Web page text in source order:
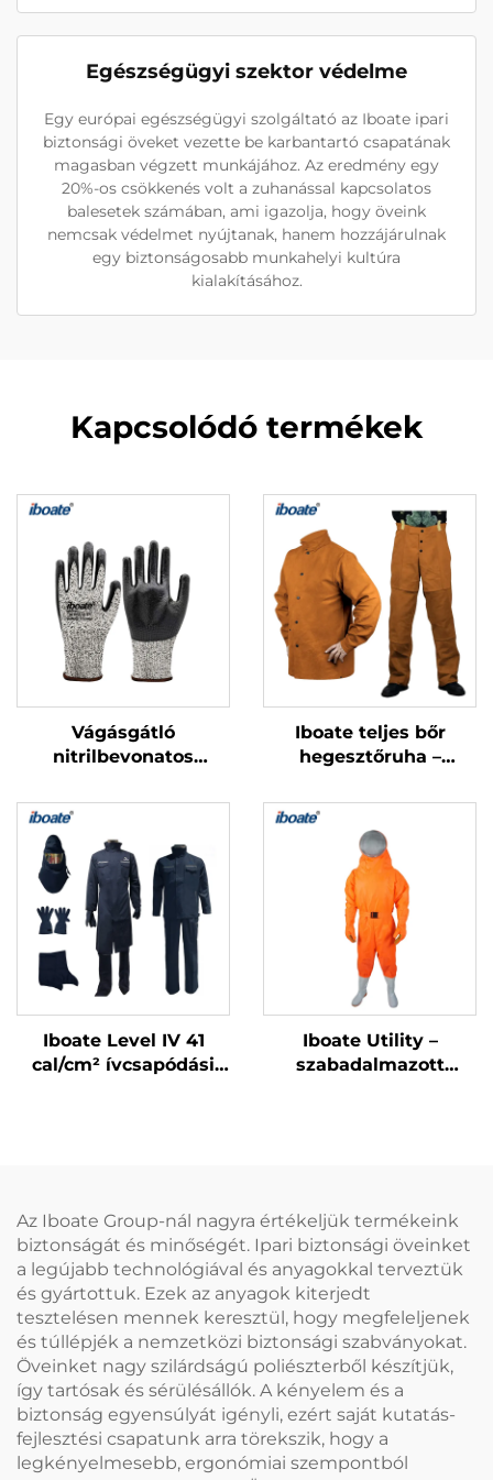
Egészségügyi szektor védelme
Egy európai egészségügyi szolgáltató az Iboate ipari
biztonsági öveket vezette be karbantartó csapatának
magasban végzett munkájához. Az eredmény egy
20%-os csökkenés volt a zuhanással kapcsolatos
balesetek számában, ami igazolja, hogy öveink
nemcsak védelmet nyújtanak, hanem hozzájárulnak
egy biztonságosabb munkahelyi kultúra
kialakításához.
Kapcsolódó termékek
Vágásgátló
nitrilbevonatos
DG0806), 13-es számú
HPPE anyag, EN388
4244D, ANSI A4
Iboate teljes bőr
hegesztőruha –
hegesztőkabát és
nadrág készlet
Iboate Level IV 41
cal/cm² ívcsapódási
Iboate Utility –
szabadalmazott
Az Iboate Group-nál nagyra értékeljük termékeink
biztonságát és minőségét. Ipari biztonsági öveinket
a legújabb technológiával és anyagokkal terveztük
és gyártottuk. Ezek az anyagok kiterjedt
tesztelésen mennek keresztül, hogy megfeleljenek
és túllépjék a nemzetközi biztonsági szabványokat.
Öveinket nagy szilárdságú poliészterből készítjük,
így tartósak és sérülésállók. A kényelem és a
biztonság egyensúlyát igényli, ezért saját kutatás-
fejlesztési csapatunk arra törekszik, hogy a
legkényelmesebb, ergonómiai szempontból